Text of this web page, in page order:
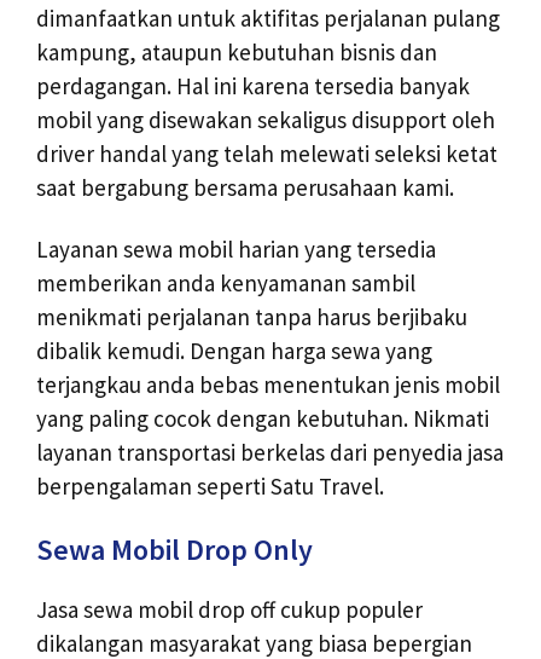
dimanfaatkan untuk aktifitas perjalanan pulang
kampung, ataupun kebutuhan bisnis dan
perdagangan. Hal ini karena tersedia banyak
mobil yang disewakan sekaligus disupport oleh
driver handal yang telah melewati seleksi ketat
saat bergabung bersama perusahaan kami.
Layanan sewa mobil harian yang tersedia
memberikan anda kenyamanan sambil
menikmati perjalanan tanpa harus berjibaku
dibalik kemudi. Dengan harga sewa yang
terjangkau anda bebas menentukan jenis mobil
yang paling cocok dengan kebutuhan. Nikmati
layanan transportasi berkelas dari penyedia jasa
berpengalaman seperti Satu Travel.
Sewa Mobil Drop Only
Jasa sewa mobil drop off cukup populer
dikalangan masyarakat yang biasa bepergian